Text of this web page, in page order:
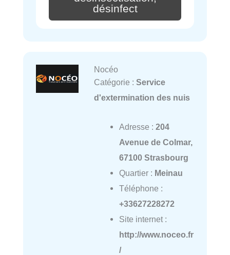
désinfect
Nocéo
Catégorie : Service
d'extermination des nuis
Adresse : 204
Avenue de Colmar,
67100 Strasbourg
Quartier : Meinau
Téléphone :
+33627228272
Site internet :
http://www.noceo.fr
/